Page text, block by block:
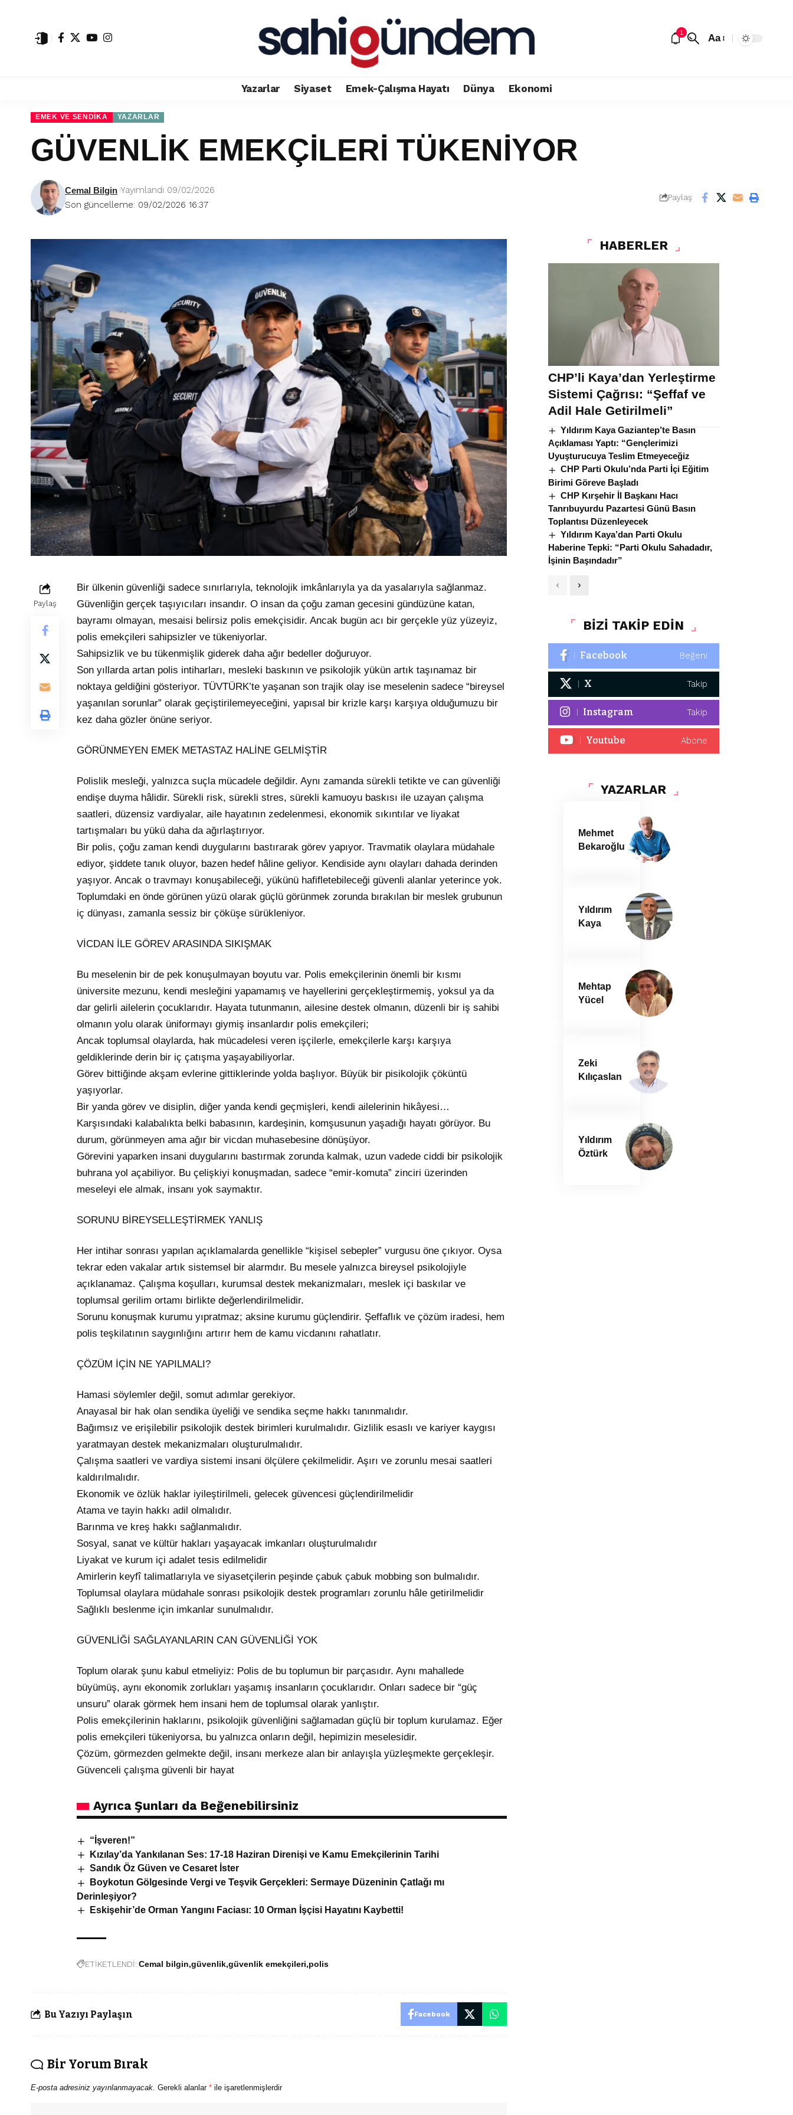
1 Aa
Yazarlar Siyaset Emek-Çalışma Hayatı Dünya Ekonomi
EMEK VE SENDIKA YAZARLAR
GÜVENLİK EMEKÇİLERİ TÜKENİYOR
Son güncelleme: 09/02/2026 16:37
Cemal Bilgin Yayımlandı 09/02/2026
Paylaş
Paylaş
Bir ülkenin güvenliği sadece sınırlarıyla, teknolojik imkânlarıyla ya da yasalarıyla sağlanmaz.
Güvenliğin gerçek taşıyıcıları insandır. O insan da çoğu zaman gecesini gündüzüne katan,
bayramı olmayan, mesaisi belirsiz polis emekçisidir. Ancak bugün acı bir gerçekle yüz yüzeyiz,
polis emekçileri sahipsizler ve tükeniyorlar.
Sahipsizlik ve bu tükenmişlik giderek daha ağır bedeller doğuruyor.
Son yıllarda artan polis intiharları, mesleki baskının ve psikolojik yükün artık taşınamaz bir
noktaya geldiğini gösteriyor. TÜVTÜRK’te yaşanan son trajik olay ise meselenin sadece “bireysel
yaşanılan sorunlar” olarak geçiştirilemeyeceğini, yapısal bir krizle karşı karşıya olduğumuzu bir
kez daha gözler önüne seriyor.
GÖRÜNMEYEN EMEK METASTAZ HALİNE GELMİŞTİR
Polislik mesleği, yalnızca suçla mücadele değildir. Aynı zamanda sürekli tetikte ve can güvenliği
endişe duyma hâlidir. Sürekli risk, sürekli stres, sürekli kamuoyu baskısı ile uzayan çalışma
saatleri, düzensiz vardiyalar, aile hayatının zedelenmesi, ekonomik sıkıntılar ve liyakat
tartışmaları bu yükü daha da ağırlaştırıyor.
Bir polis, çoğu zaman kendi duygularını bastırarak görev yapıyor. Travmatik olaylara müdahale
ediyor, şiddete tanık oluyor, bazen hedef hâline geliyor. Kendiside aynı olayları dahada derinden
yaşıyor. Ancak o travmayı konuşabileceği, yükünü hafifletebileceği güvenli alanlar yeterince yok.
Toplumdaki en önde görünen yüzü olarak güçlü görünmek zorunda bırakılan bir meslek grubunun
iç dünyası, zamanla sessiz bir çöküşe sürükleniyor.
VİCDAN İLE GÖREV ARASINDA SIKIŞMAK
Bu meselenin bir de pek konuşulmayan boyutu var. Polis emekçilerinin önemli bir kısmı
üniversite mezunu, kendi mesleğini yapamamış ve hayellerini gerçekleştirmemiş, yoksul ya da
dar gelirli ailelerin çocuklarıdır. Hayata tutunmanın, ailesine destek olmanın, düzenli bir iş sahibi
olmanın yolu olarak üniformayı giymiş insanlardır polis emekçileri;
Ancak toplumsal olaylarda, hak mücadelesi veren işçilerle, emekçilerle karşı karşıya
geldiklerinde derin bir iç çatışma yaşayabiliyorlar.
Görev bittiğinde akşam evlerine gittiklerinde yolda başlıyor. Büyük bir pisikolojik çöküntü
yaşıyorlar.
Bir yanda görev ve disiplin, diğer yanda kendi geçmişleri, kendi ailelerinin hikâyesi…
Karşısındaki kalabalıkta belki babasının, kardeşinin, komşusunun yaşadığı hayatı görüyor. Bu
durum, görünmeyen ama ağır bir vicdan muhasebesine dönüşüyor.
Görevini yaparken insani duygularını bastırmak zorunda kalmak, uzun vadede ciddi bir psikolojik
buhrana yol açabiliyor. Bu çelişkiyi konuşmadan, sadece “emir-komuta” zinciri üzerinden
meseleyi ele almak, insanı yok saymaktır.
SORUNU BİREYSELLEŞTİRMEK YANLIŞ
Her intihar sonrası yapılan açıklamalarda genellikle “kişisel sebepler” vurgusu öne çıkıyor. Oysa
tekrar eden vakalar artık sistemsel bir alarmdır. Bu mesele yalnızca bireysel psikolojiyle
açıklanamaz. Çalışma koşulları, kurumsal destek mekanizmaları, meslek içi baskılar ve
toplumsal gerilim ortamı birlikte değerlendirilmelidir.
Sorunu konuşmak kurumu yıpratmaz; aksine kurumu güçlendirir. Şeffaflık ve çözüm iradesi, hem
polis teşkilatının saygınlığını artırır hem de kamu vicdanını rahatlatır.
ÇÖZÜM İÇİN NE YAPILMALI?
Hamasi söylemler değil, somut adımlar gerekiyor.
Anayasal bir hak olan sendika üyeliği ve sendika seçme hakkı tanınmalıdır.
Bağımsız ve erişilebilir psikolojik destek birimleri kurulmalıdır. Gizlilik esaslı ve kariyer kaygısı
yaratmayan destek mekanizmaları oluşturulmalıdır.
Çalışma saatleri ve vardiya sistemi insani ölçülere çekilmelidir. Aşırı ve zorunlu mesai saatleri
kaldırılmalıdır.
Ekonomik ve özlük haklar iyileştirilmeli, gelecek güvencesi güçlendirilmelidir
Atama ve tayin hakkı adil olmalıdır.
Barınma ve kreş hakkı sağlanmalıdır.
Sosyal, sanat ve kültür hakları yaşayacak imkanları oluşturulmalıdır
Liyakat ve kurum içi adalet tesis edilmelidir
Amirlerin keyfî talimatlarıyla ve siyasetçilerin peşinde çabuk çabuk mobbing son bulmalıdır.
Toplumsal olaylara müdahale sonrası psikolojik destek programları zorunlu hâle getirilmelidir
Sağlıklı beslenme için imkanlar sunulmalıdır.
GÜVENLİĞİ SAĞLAYANLARIN CAN GÜVENLİĞİ YOK
Toplum olarak şunu kabul etmeliyiz: Polis de bu toplumun bir parçasıdır. Aynı mahallede
büyümüş, aynı ekonomik zorlukları yaşamış insanların çocuklarıdır. Onları sadece bir “güç
unsuru” olarak görmek hem insani hem de toplumsal olarak yanlıştır.
Polis emekçilerinin haklarını, psikolojik güvenliğini sağlamadan güçlü bir toplum kurulamaz. Eğer
polis emekçileri tükeniyorsa, bu yalnızca onların değil, hepimizin meselesidir.
Çözüm, görmezden gelmekte değil, insanı merkeze alan bir anlayışla yüzleşmekte gerçekleşir.
Güvenceli çalışma güvenli bir hayat
Ayrıca Şunları da Beğenebilirsiniz
“İşveren!”
Kızılay’da Yankılanan Ses: 17-18 Haziran Direnişi ve Kamu Emekçilerinin Tarihi
Sandık Öz Güven ve Cesaret İster
Boykotun Gölgesinde Vergi ve Teşvik Gerçekleri: Sermaye Düzeninin Çatlağı mı
Derinleşiyor?
Eskişehir’de Orman Yangını Faciası: 10 Orman İşçisi Hayatını Kaybetti!
ETİKETLENDİ:Cemal bilgin güvenlik güvenlik emekçileri polis
Bu Yazıyı Paylaşın Facebook
Bir Yorum Bırak
E-posta adresiniz yayınlanmayacak. Gerekli alanlar * ile işaretlenmişlerdir
HABERLER
CHP’li Kaya’dan Yerleştirme
Sistemi Çağrısı: “Şeffaf ve
Adil Hale Getirilmeli”
Yıldırım Kaya Gaziantep’te Basın
Açıklaması Yaptı: “Gençlerimizi
Uyuşturucuya Teslim Etmeyeceğiz
CHP Parti Okulu’nda Parti İçi Eğitim
Birimi Göreve Başladı
CHP Kırşehir İl Başkanı Hacı
Tanrıbuyurdu Pazartesi Günü Basın
Toplantısı Düzenleyecek
Yıldırım Kaya’dan Parti Okulu
Haberine Tepki: “Parti Okulu Sahadadır,
İşinin Başındadır”
BİZİ TAKİP EDİN
Facebook Beğeni
X Takip
Instagram Takip
Youtube Abone
YAZARLAR
Mehmet
Bekaroğlu
Yıldırım
Kaya
Mehtap
Yücel
Zeki
Kılıçaslan
Yıldırım
Öztürk